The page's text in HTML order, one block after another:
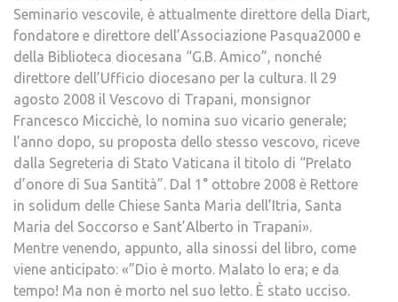
Seminario vescovile, è attualmente direttore della Diart,
fondatore e direttore dell’Associazione Pasqua2000 e
della Biblioteca diocesana “G.B. Amico”, nonché
direttore dell’Ufficio diocesano per la cultura. Il 29
agosto 2008 il Vescovo di Trapani, monsignor
Francesco Miccichè, lo nomina suo vicario generale;
l’anno dopo, su proposta dello stesso vescovo, riceve
dalla Segreteria di Stato Vaticana il titolo di “Prelato
d’onore di Sua Santità”. Dal 1° ottobre 2008 è Rettore
in solidum delle Chiese Santa Maria dell’Itria, Santa
Maria del Soccorso e Sant’Alberto in Trapani».
Mentre venendo, appunto, alla sinossi del libro, come
viene anticipato: «”Dio è morto. Malato lo era; e da
tempo! Ma non è morto nel suo letto. È stato ucciso.